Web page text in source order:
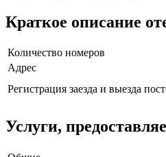
Краткое описание
Количество номеров
Адрес
Регистрация заезда и выезда
Услуги,